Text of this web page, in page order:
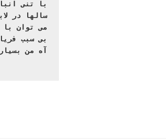
سالها در
می توان با
بی سبب
آه من